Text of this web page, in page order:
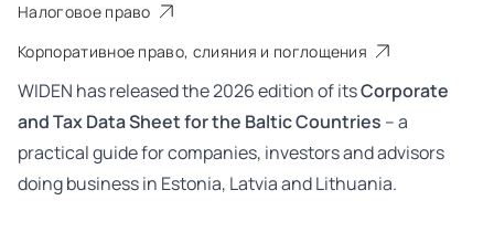
Налоговое право
Корпоративное право, слияния и поглощения
WIDEN has released the 2026 edition of itsCorporate
and Tax Data Sheet for the Baltic Countries – a
practical guide for companies, investors and advisors
doing business in Estonia, Latvia and Lithuania.